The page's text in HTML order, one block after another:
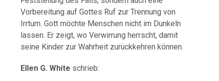
Vorbereitung auf Gottes Ruf zur Trennung von
Irrtum. Gott möchte Menschen nicht im Dunkeln
lassen. Er zeigt, wo Verwirrung herrscht, damit
seine Kinder zur Wahrheit zurückkehren können.
Ellen G. White schrieb: